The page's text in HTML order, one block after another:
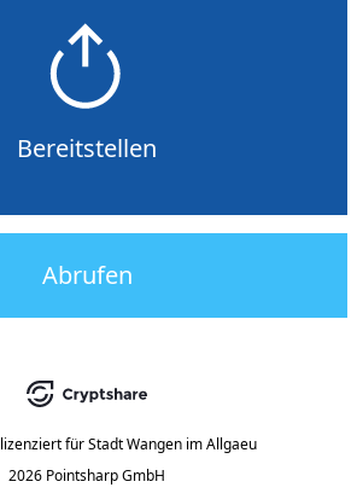
Bereitstellen
Abrufen
lizenziert für Stadt Wangen im Allgaeu
2026 Pointsharp GmbH